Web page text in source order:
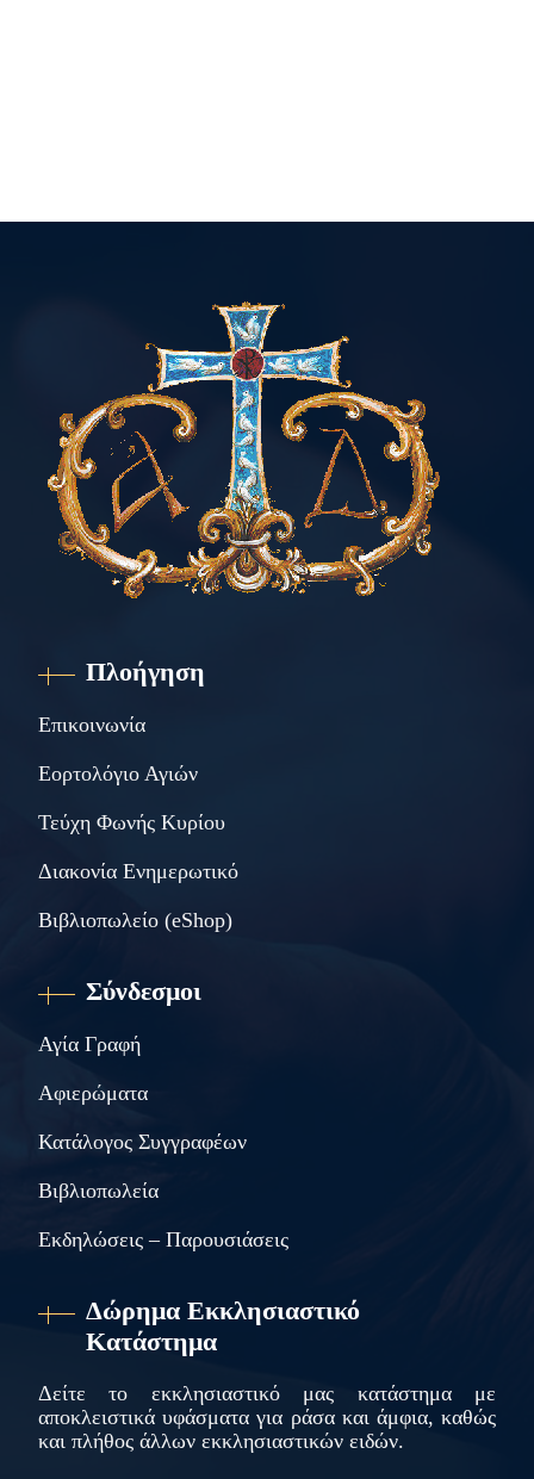
Πλοήγηση
Επικοινωνία
Εορτολόγιο Αγιών
Τεύχη Φωνής Κυρίου
Διακονία Ενημερωτικό
Βιβλιοπωλείο (eShop)
Σύνδεσμοι
Αγία Γραφή
Αφιερώματα
Κατάλογος Συγγραφέων
Βιβλιοπωλεία
Εκδηλώσεις – Παρουσιάσεις
Δώρημα Εκκλησιαστικό
Κατάστημα
Δείτε το εκκλησιαστικό μας κατάστημα με
αποκλειστικά υφάσματα για ράσα και άμφια, καθώς
και πλήθος άλλων εκκλησιαστικών ειδών.